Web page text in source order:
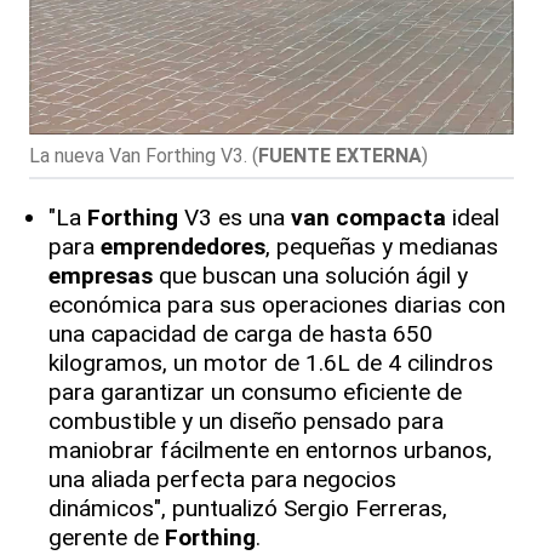
La nueva Van Forthing V3. ( FUENTE EXTERNA)
"La Forthing V3 es una van compacta ideal
para emprendedores, pequeñas y medianas
empresas que buscan una solución ágil y
económica para sus operaciones diarias con
una capacidad de carga de hasta 650
kilogramos, un motor de 1.6L de 4 cilindros
para garantizar un consumo eficiente de
combustible y un diseño pensado para
maniobrar fácilmente en entornos urbanos,
una aliada perfecta para negocios
dinámicos", puntualizó Sergio Ferreras,
gerente de Forthing.